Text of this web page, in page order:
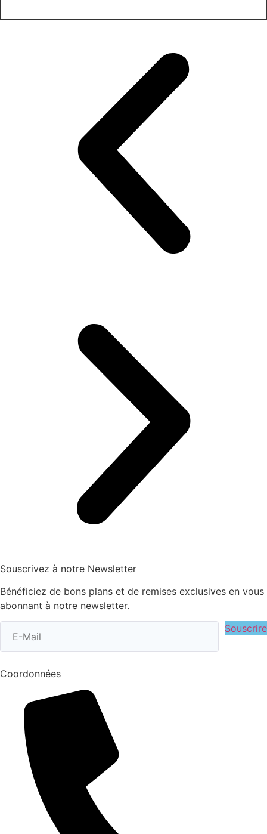
Souscrivez à notre Newsletter
Bénéficiez de bons plans et de remises exclusives en vous
abonnant à notre newsletter.
Souscrire
Coordonnées